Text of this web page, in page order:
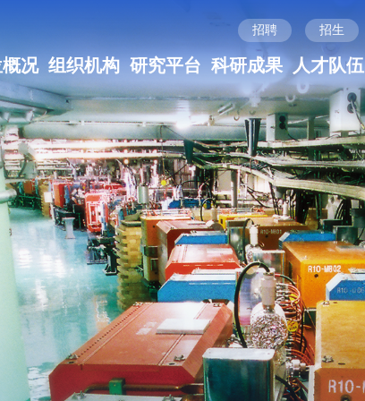
招聘 招生
况 组织机构 研究平台 科研成果 人才队伍